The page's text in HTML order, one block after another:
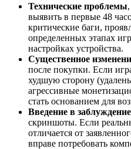
Технические проблемы
выявить в первые 48
критические баги,
определенных этапах
настройках устройства.
Существенное
после покупки. Если
худшую сторону
агрессивные
стать основанием для
Введение в заблуждение
скриншоты. Если
отличается от
вправе потребовать